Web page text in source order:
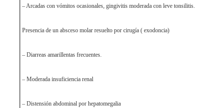
– Arcadas con vómitos ocasionales, gingivitis moderada con leve tonsilitis.
Presencia de un absceso molar resuelto por cirugía ( exodoncia)
– Diarreas amarillentas frecuentes.
– Moderada insuficiencia renal
– Distensión abdominal por hepatomegalia